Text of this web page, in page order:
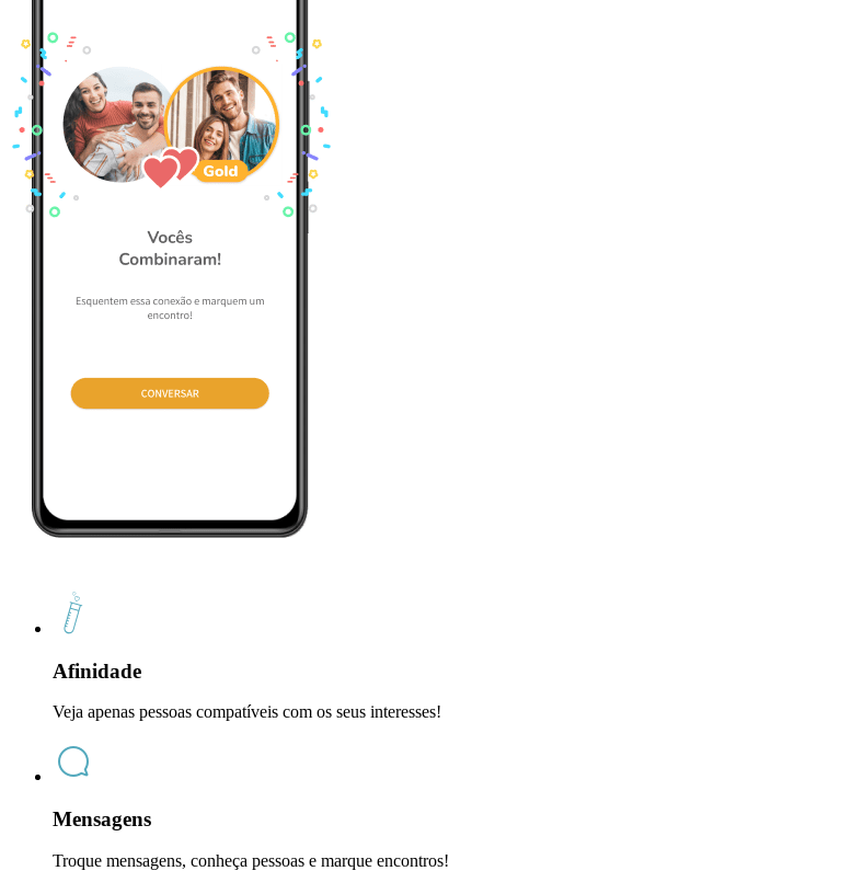
Afinidade
Veja apenas pessoas compatíveis com os seus interesses!
Mensagens
Troque mensagens, conheça pessoas e marque encontros!